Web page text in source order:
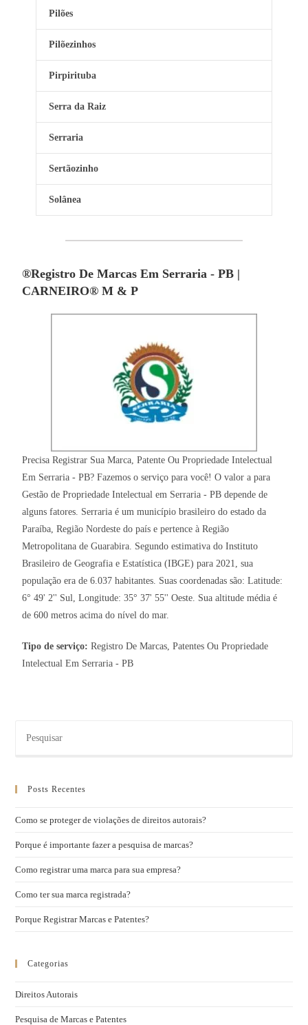
Pilões
Pilõezinhos
Pirpirituba
Serra da Raiz
Serraria
Sertãozinho
Solânea
®Registro De Marcas Em Serraria - PB |
CARNEIRO® M & P
Precisa Registrar Sua Marca, Patente Ou Propriedade Intelectual
Em Serraria - PB? Fazemos o serviço para você! O valor a para
Gestão de Propriedade Intelectual em Serraria - PB depende de
alguns fatores. Serraria é um município brasileiro do estado da
Paraíba, Região Nordeste do país e pertence à Região
Metropolitana de Guarabira. Segundo estimativa do Instituto
Brasileiro de Geografia e Estatística (IBGE) para 2021, sua
população era de 6.037 habitantes. Suas coordenadas são: Latitude:
6° 49' 2'' Sul, Longitude: 35° 37' 55'' Oeste. Sua altitude média é
de 600 metros acima do nível do mar.
Tipo de serviço:Registro De Marcas, Patentes Ou Propriedade
Intelectual Em Serraria - PB
Posts Recentes
Como se proteger de violações de direitos autorais?
Porque é importante fazer a pesquisa de marcas?
Como registrar uma marca para sua empresa?
Como ter sua marca registrada?
Porque Registrar Marcas e Patentes?
Categorias
Direitos Autorais
Pesquisa de Marcas e Patentes